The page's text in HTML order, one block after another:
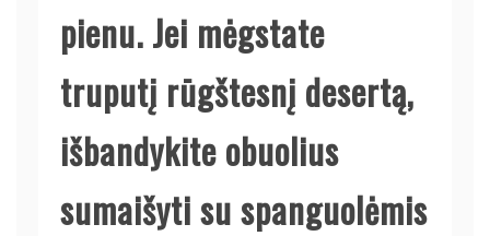
pienu. Jei mėgstate
truputį rūgštesnį desertą,
išbandykite obuolius
sumaišyti su spanguolėmis